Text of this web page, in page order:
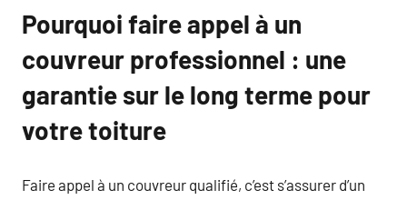
Pourquoi faire appel à un
couvreur professionnel : une
garantie sur le long terme pour
votre toiture
Faire appel à un couvreur qualifié, c’est s’assurer d’un